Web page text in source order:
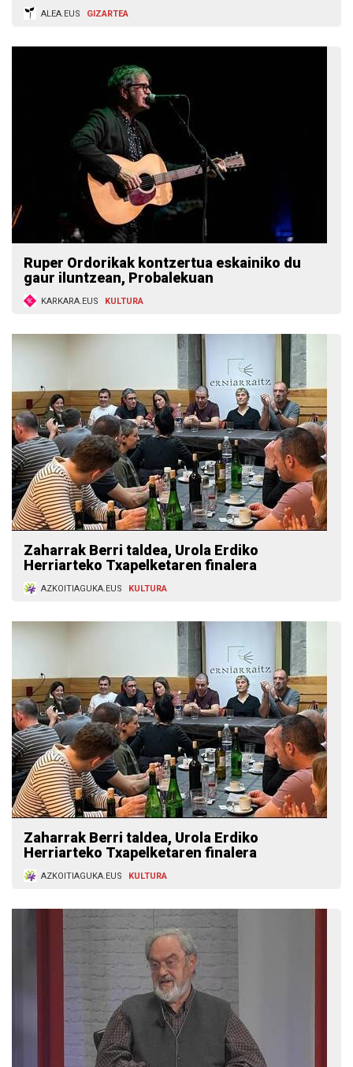
ALEA.EUS GIZARTEA
Ruper Ordorikak kontzertua eskainiko du
gaur iluntzean, Probalekuan
KARKARA.EUS KULTURA
Zaharrak Berri taldea, Urola Erdiko
Herriarteko Txapelketaren finalera
AZKOITIAGUKA.EUS KULTURA
Zaharrak Berri taldea, Urola Erdiko
Herriarteko Txapelketaren finalera
AZKOITIAGUKA.EUS KULTURA